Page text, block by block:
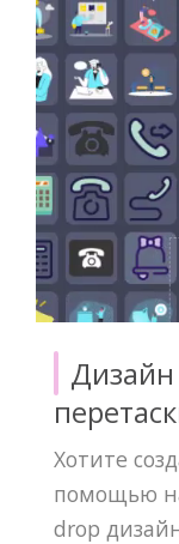
Хотите
помощью
drop